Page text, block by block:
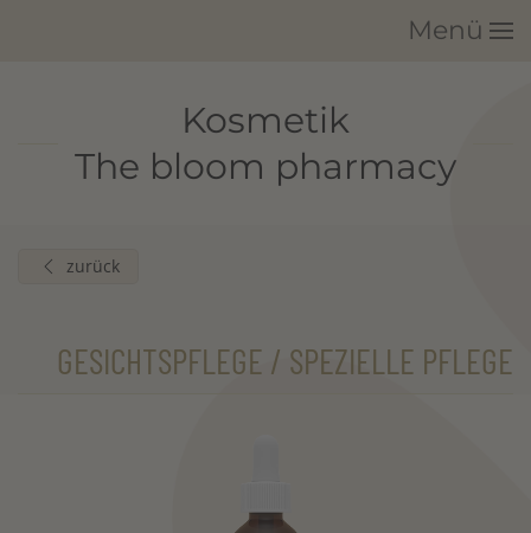
Menü
Kosmetik
The bloom pharmacy
zurück
GESICHTSPFLEGE / SPEZIELLE PFLEGE